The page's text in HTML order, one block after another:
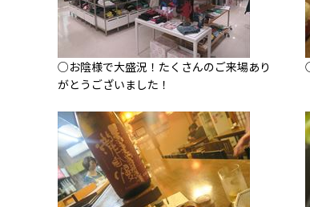
○お陰様で大盛況！たくさんのご来場あり
がとうございました！